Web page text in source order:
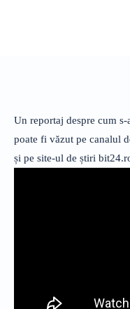
Un reportaj despre cum
poate fi văzut pe canalul
și pe site-ul de știri